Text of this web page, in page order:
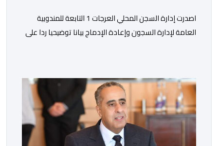
اصدرت إدارة السجن المحلي العرجات 1 التابعة للمندوبية
العامة لإدارة السجون وإعادة الإدماج بيانا توضيحيا ردا على
ذاتها، وذلك لتنوير الرأي العام بالحقائق والمعطيات
الدقيقة.واوضحت إدارة المؤسسة السجنية أن المعني بالأمر
يستفيد منذ إيداعه من تتبع طبي منتظم ومستمر وفقا […]